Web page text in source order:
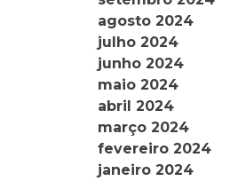
agosto 2024
julho 2024
junho 2024
maio 2024
abril 2024
março 2024
fevereiro 2024
janeiro 2024